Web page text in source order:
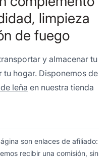
limpieza
de fuego
y almacenar tu
tu hogar. Disponemos de
leña en nuestra tienda
son enlaces de afiliado:
recibir una comisión, sin